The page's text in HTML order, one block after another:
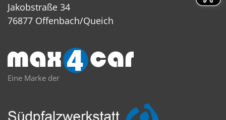
Jakobstraße 34
76877 Offenbach/Queich
Eine Marke der